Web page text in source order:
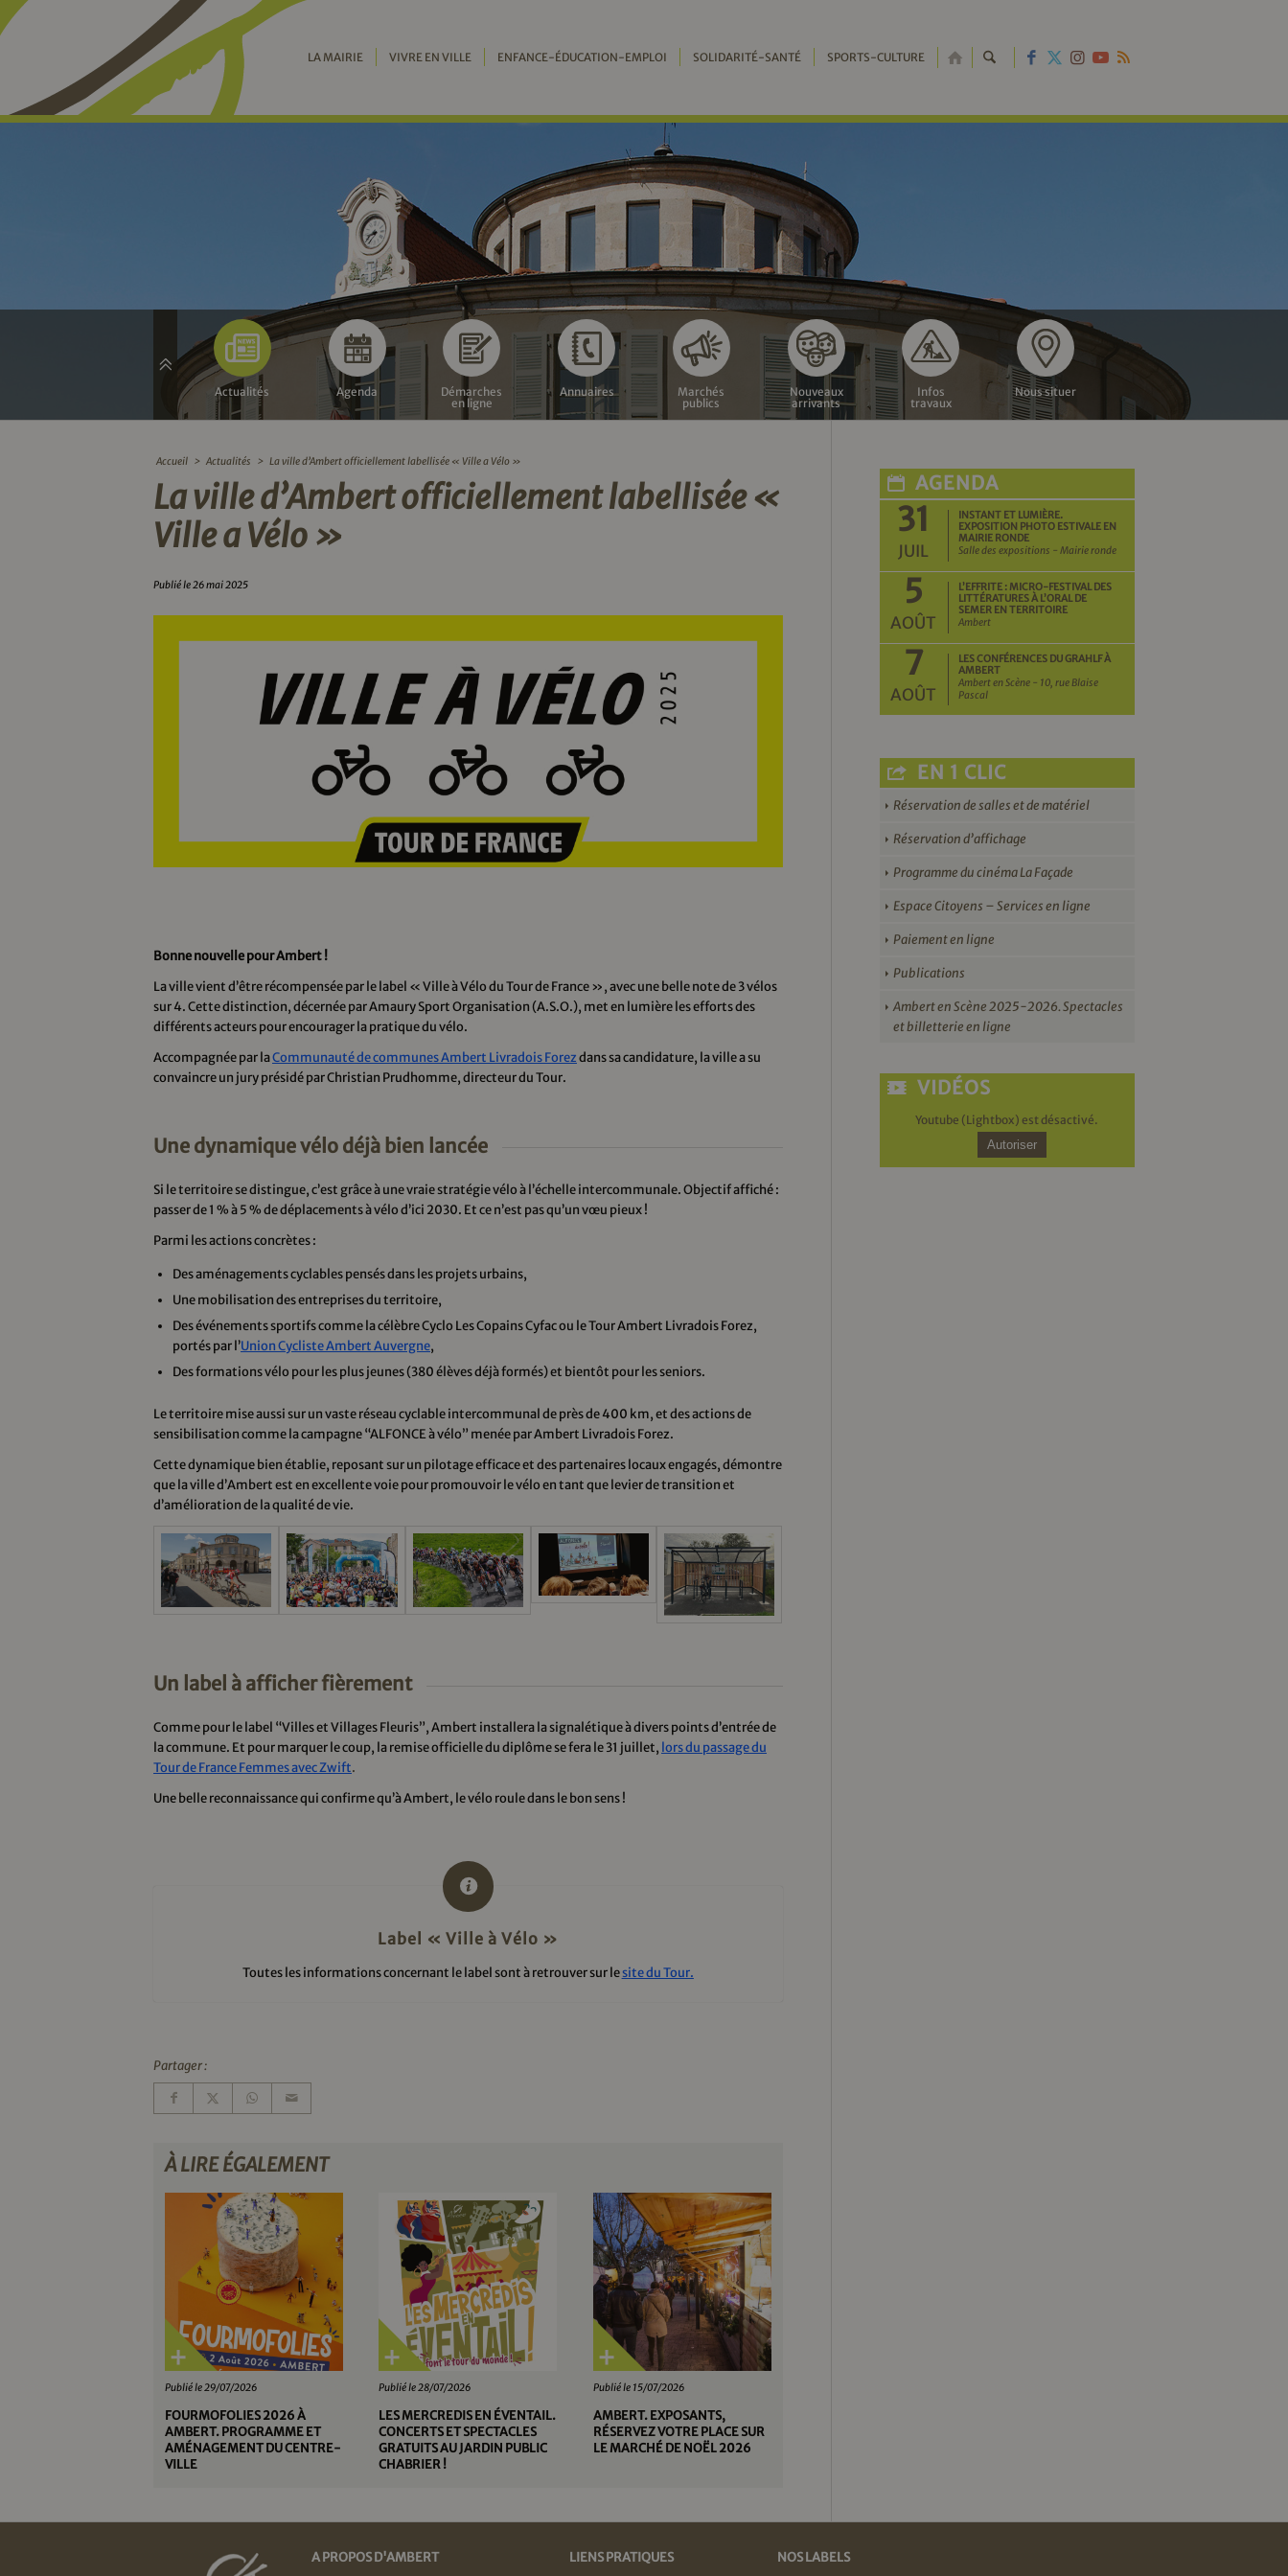
LA MAIRIE VIVRE EN VILLE ENFANCE-ÉDUCATION-EMPLOI SOLIDARITÉ-SANTÉ SPORTS-CULTURE RETOUR
Actualités Agenda
Démarches
en ligne
Annuaires
Marchés
publics
Nouveaux
arrivants
Infos
travaux
Nous situer
Accueil > Actualités > La ville d’Ambert officiellement labellisée « Ville a Vélo »
La ville d’Ambert officiellement labellisée «
Ville a Vélo »
Publié le 26 mai 2025
Bonne nouvelle pour Ambert !
La ville vient d’être récompensée par le label « Ville à Vélo du Tour de France », avec une belle note de 3 vélos
sur 4. Cette distinction, décernée par Amaury Sport Organisation (A.S.O.), met en lumière les efforts des
différents acteurs pour encourager la pratique du vélo.
Accompagnée par laCommunauté de communes Ambert Livradois Forezdans sa candidature, la ville a su
convaincre un jury présidé par Christian Prudhomme, directeur du Tour.
Une dynamique vélo déjà bien lancée
Si le territoire se distingue, c’est grâce à une vraie stratégie vélo à l’échelle intercommunale. Objectif affiché :
passer de 1 % à 5 % de déplacements à vélo d’ici 2030. Et ce n’est pas qu’un vœu pieux !
Parmi les actions concrètes :
Des aménagements cyclables pensés dans les projets urbains,
Une mobilisation des entreprises du territoire,
Des événements sportifs comme la célèbre Cyclo Les Copains Cyfac ou le Tour Ambert Livradois Forez,
portés par l’Union Cycliste Ambert Auvergne,
Des formations vélo pour les plus jeunes (380 élèves déjà formés) et bientôt pour les seniors.
Le territoire mise aussi sur un vaste réseau cyclable intercommunal de près de 400 km, et des actions de
sensibilisation comme la campagne “ALFONCE à vélo” menée par Ambert Livradois Forez.
Cette dynamique bien établie, reposant sur un pilotage efficace et des partenaires locaux engagés, démontre
que la ville d’Ambert est en excellente voie pour promouvoir le vélo en tant que levier de transition et
d’amélioration de la qualité de vie.
Un label à afficher fièrement
Comme pour le label “Villes et Villages Fleuris”, Ambert installera la signalétique à divers points d’entrée de
la commune. Et pour marquer le coup, la remise officielle du diplôme se fera le 31 juillet, lors du passage du
Tour de France Femmes avec Zwift.
Une belle reconnaissance qui confirme qu’à Ambert, le vélo roule dans le bon sens !
Label « Ville à Vélo »
Toutes les informations concernant le label sont à retrouver sur lesite du Tour.
Partager :
À LIRE ÉGALEMENT
Publié le 29/07/2026
FOURMOFOLIES 2026 À
AMBERT. PROGRAMME ET
AMÉNAGEMENT DU CENTRE-
VILLE
Publié le 28/07/2026
LES MERCREDIS EN ÉVENTAIL.
CONCERTS ET SPECTACLES
GRATUITS AU JARDIN PUBLIC
CHABRIER !
Publié le 15/07/2026
AMBERT. EXPOSANTS,
RÉSERVEZ VOTRE PLACE SUR
LE MARCHÉ DE NOËL 2026
AGENDA
31
JUIL
INSTANT ET LUMIÈRE.
EXPOSITION PHOTO ESTIVALE EN
MAIRIE RONDE
Salle des expositions - Mairie ronde
5
AOÛT
L’EFFRITE : MICRO-FESTIVAL DES
LITTÉRATURES À L’ORAL DE
SEMER EN TERRITOIRE
Ambert
7
AOÛT
LES CONFÉRENCES DU GRAHLF À
AMBERT
Ambert en Scène - 10, rue Blaise
Pascal
EN 1 CLIC
Réservation de salles et de matériel
Réservation d’affichage
Programme du cinéma La Façade
Espace Citoyens – Services en ligne
Paiement en ligne
Publications
Ambert en Scène 2025-2026. Spectacles
et billetterie en ligne
VIDÉOS
Youtube (Lightbox) est désactivé.
Autoriser
A PROPOS D'AMBERT LIENS PRATIQUES NOS LABELS